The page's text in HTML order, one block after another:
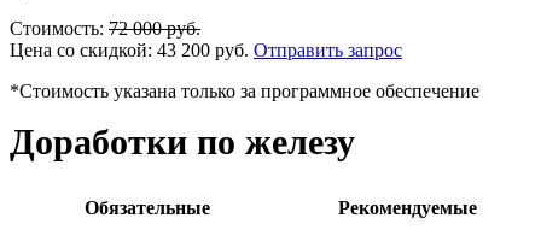
Стоимость: 72 000руб.
Цена со скидкой: 43 200 руб. Отправить запрос
*Стоимость указана только за программное обеспечение
Доработки по железу
Обязательные Рекомендуемые